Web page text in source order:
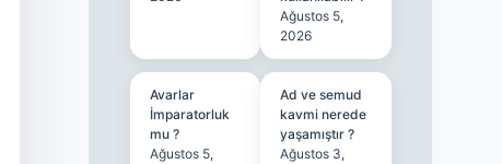
Ağustos 5,
2026
Avarlar
İmparatorluk
mu ?
Ağustos 5,
Ad ve semud
kavmi nerede
yaşamıştır ?
Ağustos 3,